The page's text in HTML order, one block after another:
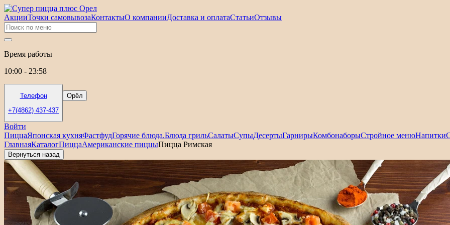
АкцииТочки самовывозаКонтактыО компанииДоставка и оплатаСтатьиОтзывы
Время работы
10:00 - 23:58
Телефон
+7(4862) 437-437
Орёл
Войти
ПиццаЯпонская кухняФастфудГорячие блюда.Блюда грильСалатыСупыДесертыГарнирыКомбонаборыСтройное менюНапитки
ГлавнаяКаталогПиццаАмериканские пиццыПицца Римская
Вернуться назад